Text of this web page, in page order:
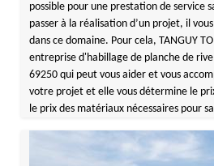
possible pour une prestation de service
passer à la réalisation d’un projet, il
dans ce domaine. Pour cela, TANGUY
entreprise d'habillage de planche de rive
69250 qui peut vous aider et vous
votre projet et elle vous détermine le
le prix des matériaux nécessaires pour